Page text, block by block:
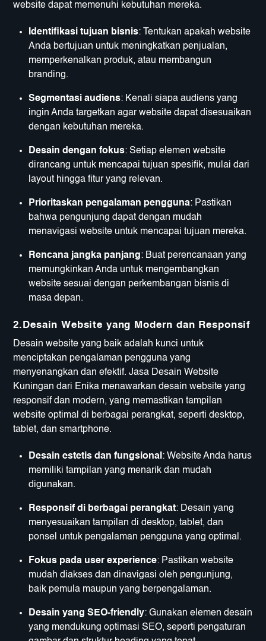
website dapat memenuhi kebutuhan mereka.
Identifikasi tujuan bisnis: Tentukan apakah website
Anda bertujuan untuk meningkatkan penjualan,
memperkenalkan produk, atau membangun
branding.
Segmentasi audiens: Kenali siapa audiens yang
ingin Anda targetkan agar website dapat disesuaikan
dengan kebutuhan mereka.
Desain dengan fokus: Setiap elemen website
dirancang untuk mencapai tujuan spesifik, mulai dari
layout hingga fitur yang relevan.
Prioritaskan pengalaman pengguna: Pastikan
bahwa pengunjung dapat dengan mudah
menavigasi website untuk mencapai tujuan mereka.
Rencana jangka panjang: Buat perencanaan yang
memungkinkan Anda untuk mengembangkan
website sesuai dengan perkembangan bisnis di
masa depan.
2.Desain Website yang Modern dan Responsif
Desain website yang baik adalah kunci untuk
menciptakan pengalaman pengguna yang
menyenangkan dan efektif. Jasa Desain Website
Kuningan dari Enika menawarkan desain website yang
responsif dan modern, yang memastikan tampilan
website optimal di berbagai perangkat, seperti desktop,
tablet, dan smartphone.
Desain estetis dan fungsional : Website Anda harus
memiliki tampilan yang menarik dan mudah
digunakan.
Responsif di berbagai perangkat: Desain yang
menyesuaikan tampilan di desktop, tablet, dan
ponsel untuk pengalaman pengguna yang optimal.
Fokus pada user experience: Pastikan website
mudah diakses dan dinavigasi oleh pengunjung,
baik pemula maupun yang berpengalaman.
Desain yang SEO-friendly: Gunakan elemen desain
yang mendukung optimasi SEO, seperti pengaturan